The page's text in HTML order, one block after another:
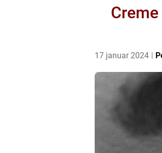
17 januar 2024